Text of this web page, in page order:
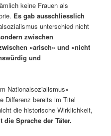
keine Frauen als
Es gab ausschliesslich
unterschied nicht
zwischen
«arisch» und «nicht
und
Nationalsozialismus»
Differenz bereits im Titel
die historische Wirklichkeit,
Sprache der Täter.